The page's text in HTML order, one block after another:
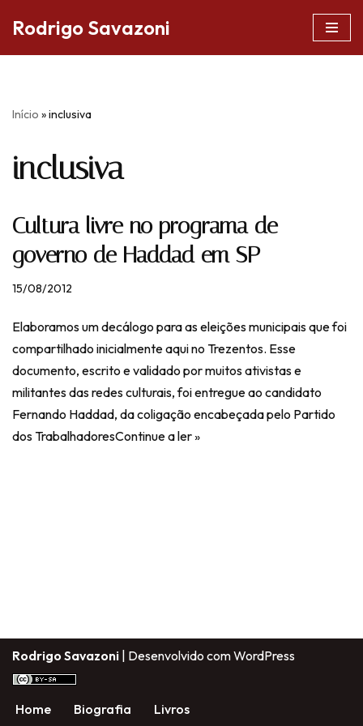
conteúdo
Rodrigo Savazoni
Início »inclusiva
inclusiva
Cultura livre no programa de
governo de Haddad em SP
15/08/2012
Elaboramos um decálogo para as eleições municipais que foi
compartilhado inicialmente aqui no Trezentos. Esse
documento, escrito e validado por muitos ativistas e
militantes das redes culturais, foi entregue ao candidato
Fernando Haddad, da coligação encabeçada pelo Partido
dos TrabalhadoresContinue a ler »
Rodrigo Savazoni | Desenvolvido comWordPress
Home Biografia Livros